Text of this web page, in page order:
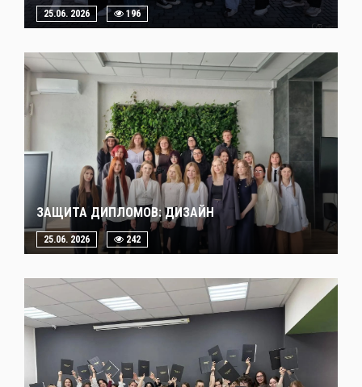
25.06. 2026 196
ЗАЩИТА ДИПЛОМОВ: ДИЗАЙН
25.06. 2026 242